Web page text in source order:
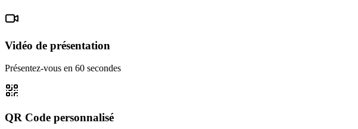
Vidéo de présentation
Présentez-vous en 60 secondes
QR Code personnalisé